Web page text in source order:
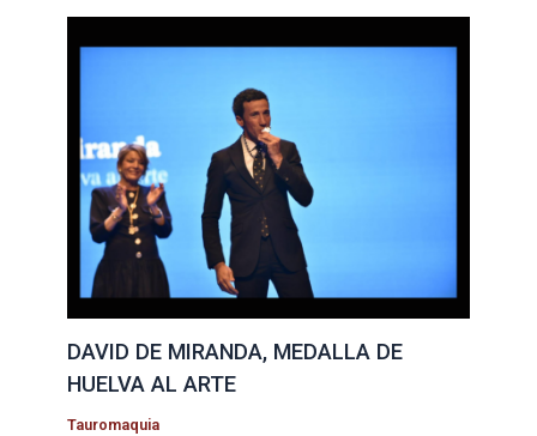
DAVID DE MIRANDA, MEDALLA DE
HUELVA AL ARTE
Tauromaquia